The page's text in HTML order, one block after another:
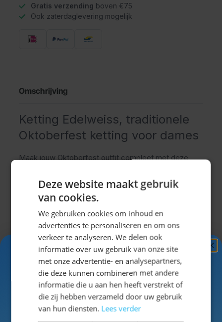
Gratis verzending boven €75
Ook zaterdaglevering mogelijk
Omschrijving
Ketting Edelweiss, traditionele
Oktoberfest ketting voor dames
Maak jouw Oktoberfest outfit compleet met deze
van stijlvolle parels en traditionele hangers, waaronder
hartjes en de bekende edelweiss-bloem. Dit
iconische symbool uit de Alpen en Beierse cultuur
maakt de ketting een perfecte accessoire voor
Oktoberfest en andere Duitse feestgelegenheden.
Dankzij het elegante ontwerp combineer je deze
Oktoberfest ketting moeiteloos met eendirndl,
lederhoseofOktoberfest blouse. De verfijnde details
zorgen voor een stijlvolle en authentieke uitstraling
waarmee je gegarandeerd opvalt tijdens ieder
bierfeest of thema-evenement.
Uitklappen
Specificaties
Deze website maakt gebruik
van cookies.
We gebruiken cookies om inhoud en
advertenties te personaliseren en om ons
verkeer te analyseren. We delen ook
informatie over uw gebruik van onze site
met onze advertentie- en analysepartners,
die deze kunnen combineren met andere
informatie die u aan hen heeft verstrekt of
die zij hebben verzameld door uw gebruik
van hun diensten. Lees verder
Ontvang5%
KORTING!
Schrijf je nuin voor de nieuwsbrief en ontvang toegang
tot exclusieve kortingen!